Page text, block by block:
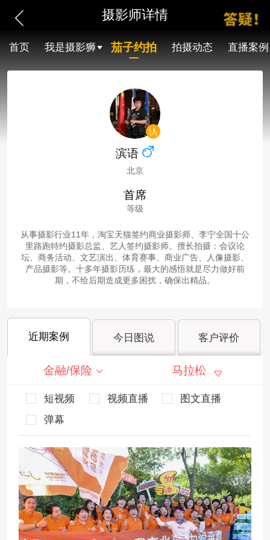
摄影师详情
首页 我是摄影狮 茄子约拍 拍摄动态 直播案例
滨语
北京
首席
等级
从事摄影行业11年，淘宝天猫签约商业摄影师、李宁全国十公
里路跑特约摄影总监、艺人签约摄影师。擅长拍摄：会议论
坛、商务活动、文艺演出、体育赛事、商业广告、人像摄影、
产品摄影等。十多年摄影历练，最大的感悟就是尽力做好前
期，不给后期造成更多困扰，确保出精品。
近期案例 今日图说 客户评价
金融/保险 马拉松
短视频 视频直播
图文直播
弹幕